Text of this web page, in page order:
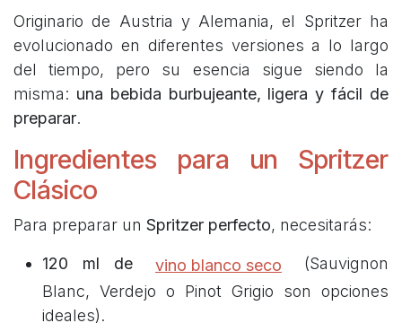
Originario de Austria y Alemania, el Spritzer ha
evolucionado en diferentes versiones a lo largo
del tiempo, pero su esencia sigue siendo la
misma: una bebida burbujeante, ligera y fácil de
preparar.
Ingredientes para un Spritzer
Clásico
Para preparar un Spritzer perfecto, necesitarás:
120 ml de vino blanco seco
(Sauvignon
Blanc, Verdejo o Pinot Grigio son opciones
ideales).